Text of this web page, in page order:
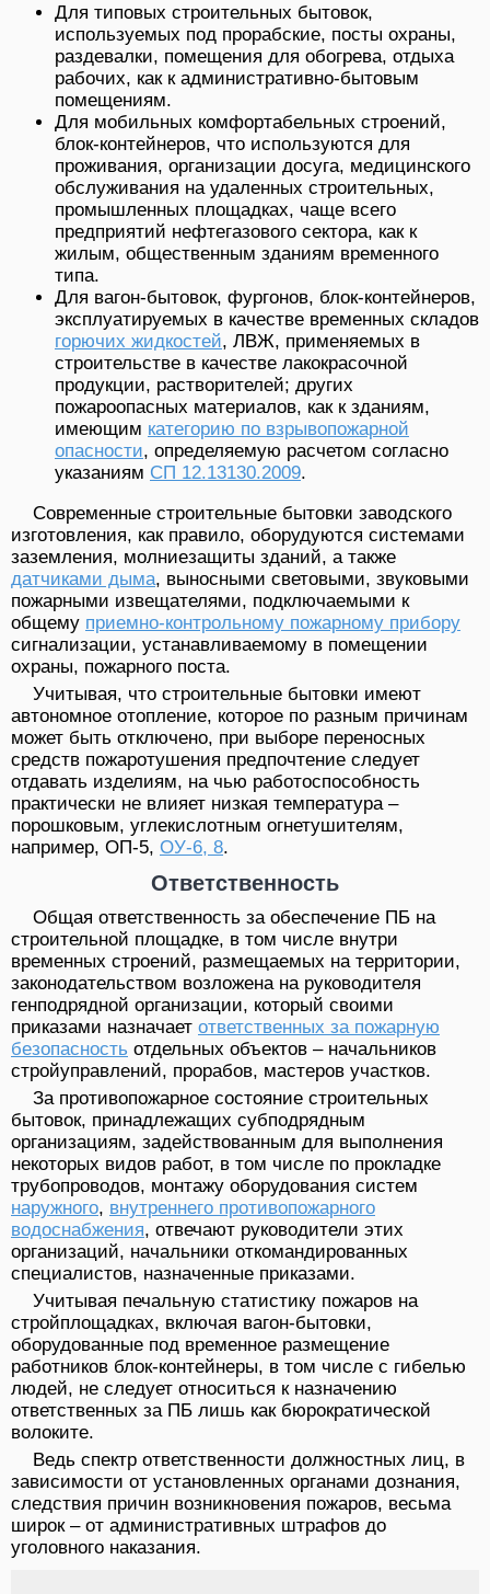
Для типовых строительных бытовок,
используемых под прорабские, посты охраны,
раздевалки, помещения для обогрева, отдыха
рабочих, как к административно-бытовым
помещениям.
Для мобильных комфортабельных строений,
блок-контейнеров, что используются для
проживания, организации досуга, медицинского
обслуживания на удаленных строительных,
промышленных площадках, чаще всего
предприятий нефтегазового сектора, как к
жилым, общественным зданиям временного
типа.
Для вагон-бытовок, фургонов, блок-контейнеров,
эксплуатируемых в качестве временных складов
горючих жидкостей, ЛВЖ, применяемых в
строительстве в качестве лакокрасочной
продукции, растворителей; других
пожароопасных материалов, как к зданиям,
имеющим категорию по взрывопожарной
опасности, определяемую расчетом согласно
указаниям СП 12.13130.2009.
Современные строительные бытовки заводского
изготовления, как правило, оборудуются системами
заземления, молниезащиты зданий, а также
датчиками дыма, выносными световыми, звуковыми
пожарными извещателями, подключаемыми к
общему приемно-контрольному пожарному прибору
сигнализации, устанавливаемому в помещении
охраны, пожарного поста.
Учитывая, что строительные бытовки имеют
автономное отопление, которое по разным причинам
может быть отключено, при выборе переносных
средств пожаротушения предпочтение следует
отдавать изделиям, на чью работоспособность
практически не влияет низкая температура –
порошковым, углекислотным огнетушителям,
например, ОП-5, ОУ-6, 8.
Ответственность
Общая ответственность за обеспечение ПБ на
строительной площадке, в том числе внутри
временных строений, размещаемых на территории,
законодательством возложена на руководителя
генподрядной организации, который своими
приказами назначает ответственных за пожарную
безопасность отдельных объектов – начальников
стройуправлений, прорабов, мастеров участков.
За противопожарное состояние строительных
бытовок, принадлежащих субподрядным
организациям, задействованным для выполнения
некоторых видов работ, в том числе по прокладке
трубопроводов, монтажу оборудования систем
наружного, внутреннего противопожарного
водоснабжения, отвечают руководители этих
организаций, начальники откомандированных
специалистов, назначенные приказами.
Учитывая печальную статистику пожаров на
стройплощадках, включая вагон-бытовки,
оборудованные под временное размещение
работников блок-контейнеры, в том числе с гибелью
людей, не следует относиться к назначению
ответственных за ПБ лишь как бюрократической
волоките.
Ведь спектр ответственности должностных лиц, в
зависимости от установленных органами дознания,
следствия причин возникновения пожаров, весьма
широк – от административных штрафов до
уголовного наказания.